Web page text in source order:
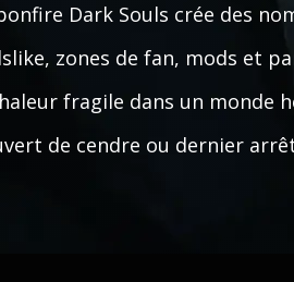
Dark Souls crée des
zones de fan, mods et
fragile dans un monde
de cendre ou dernier